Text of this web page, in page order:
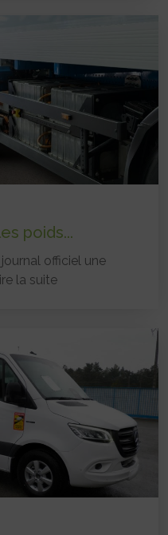
poids...
officiel une
la suite